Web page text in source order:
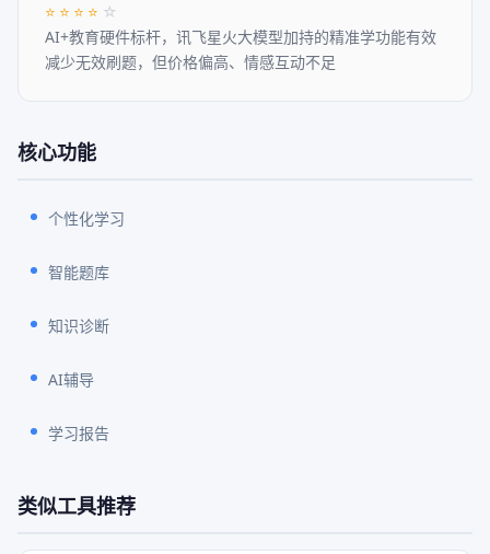
⭐ ⭐ ⭐ ⭐ ☆
AI+教育硬件标杆，讯飞星火大模型加持的精准学功能有效
减少无效刷题，但价格偏高、情感互动不足
核心功能
个性化学习
智能题库
知识诊断
AI辅导
学习报告
类似工具推荐